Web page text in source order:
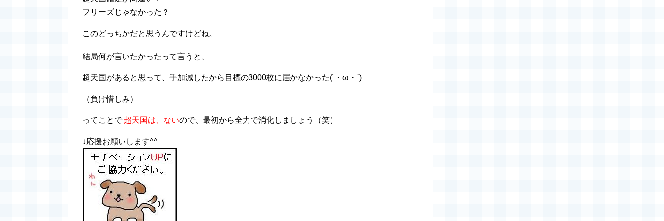
フリーズじゃなかった？
このどっちかだと思うんですけどね。
結局何が言いたかったって言うと、
超天国があると思って、手加減したから目標の3000枚に届かなかった(´・ω・`)
（負け惜しみ）
ってことで超天国は、ないので、最初から全力で消化しましょう（笑）
↓応援お願いします^^